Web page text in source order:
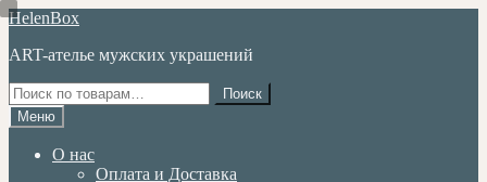
Перейти
навигации
Перейти
содержимому
HelenBox
ART-ателье мужских украшений
Искать:
Поиск
Меню
О нас
Оплата и Доставка